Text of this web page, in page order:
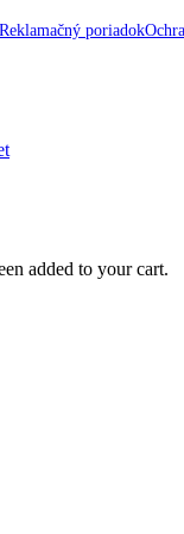
Reklamačný poriadok
added to your cart.